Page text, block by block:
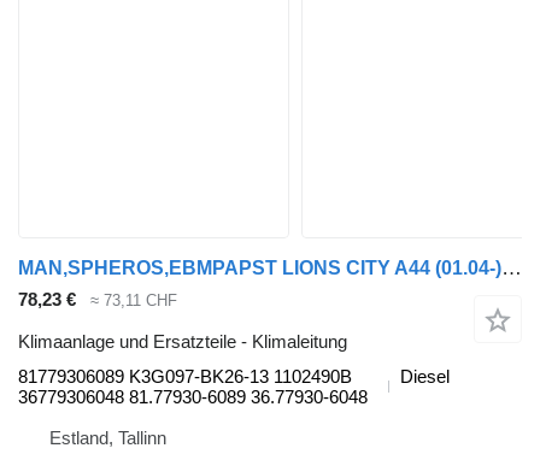
MAN,SPHEROS,EBMPAPST LIONS CITY A44 (01.04-) 81779306089 Klimaleitung für MAN LIONS CITY A44 (01.04-) Bus
78,23 € ≈ 73,11 CHF
Klimaanlage und Ersatzteile - Klimaleitung
81779306089 K3G097-BK26-13 1102490B
36779306048 81.77930-6089 36.77930-6048
Diesel
Estland, Tallinn